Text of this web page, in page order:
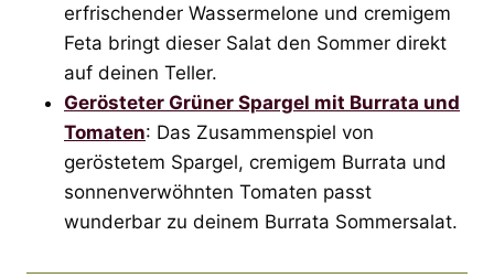
erfrischender Wassermelone und cremigem
Feta bringt dieser Salat den Sommer direkt
auf deinen Teller.
Gerösteter Grüner Spargel mit Burrata und
Tomaten: Das Zusammenspiel von
geröstetem Spargel, cremigem Burrata und
sonnenverwöhnten Tomaten passt
wunderbar zu deinem Burrata Sommersalat.